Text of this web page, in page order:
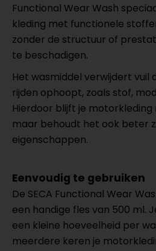
Functional Wear Wash
kleding met functionele
zonder de structuur of
te beschadigen.
Het wasmiddel verwijdert vuil
rijden ophoopt, zoals stof,
Hierdoor blijft je motorkleding
maar behoudt het ook beter
eigenschappen.
Eenvoudig te gebruiken
De SECA Functional Wear
een handige fles van 500 ml.
een kleine hoeveelheid per
meerdere keren je